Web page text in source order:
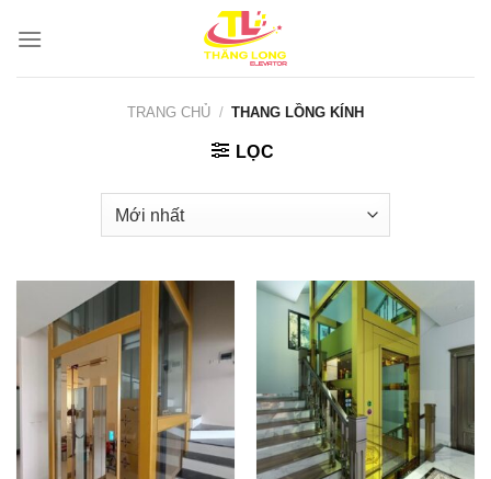
qua
TRANG CHỦ / THANG LỒNG KÍNH
LỌC